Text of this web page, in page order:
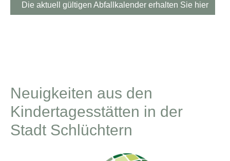
Die aktuell gültigen Abfallkalender erhalten Sie hier
Neuigkeiten aus den
Kindertagesstätten in der
Stadt Schlüchtern